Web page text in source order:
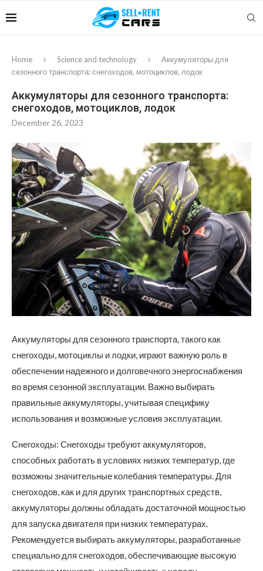
Home Science and technology
Аккумуляторы для
сезонного транспорта: снегоходов, мотоциклов, лодок
Аккумуляторы для сезонного транспорта:
снегоходов, мотоциклов, лодок
December 26, 2023
Аккумуляторы для сезонного транспорта, такого как
снегоходы, мотоциклы и лодки, играют важную роль в
обеспечении надежного и долговечного энергоснабжения
во время сезонной эксплуатации. Важно выбирать
правильные аккумуляторы, учитывая специфику
использования и возможные условия эксплуатации.
Снегоходы: Снегоходы требуют аккумуляторов,
способных работать в условиях низких температур, где
возможны значительные колебания температуры. Для
снегоходов, как и для других транспортных средств,
аккумуляторы должны обладать достаточной мощностью
для запуска двигателя при низких температурах.
Рекомендуется выбирать аккумуляторы, разработанные
специально для снегоходов, обеспечивающие высокую